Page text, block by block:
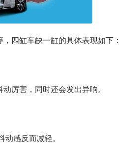
四缸车缺一缸的具体表现如下：
厉害，同时还会发出异响。
感反而减轻。